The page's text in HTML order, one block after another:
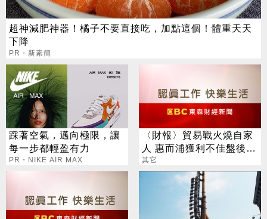
超神減肥神器！橘子不要直接吃，加點這個！體重天天
下降
PR・新素簡
踩著空氣，邁向極限，讓
每一步都輕盈有力
PR・NIKE AIR MAX
〈財報〉貿易戰火燒自家
人 惠而浦獲利不佳盤後暴
跌10%
其它